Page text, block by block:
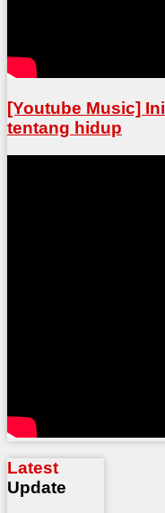
[Youtube Music] Ini
tentang hidup
Latest
Update